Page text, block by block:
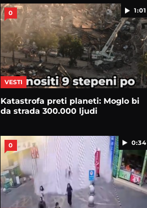
1:01
0
VESTI
Katastrofa preti planeti: Moglo bi
da strada 300.000 ljudi
0:34
0